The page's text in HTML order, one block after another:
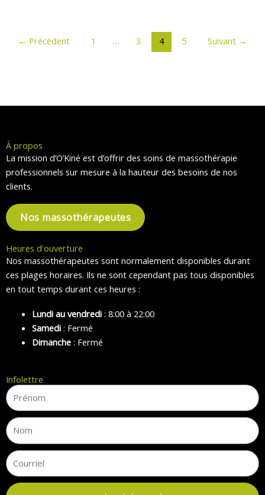
← Précédent 1 … 3 4 5 Suivant →
À propos
La mission d’O’Kiné est d’offrir des soins de massothérapie
professionnels sur mesure à la hauteur des besoins de nos
clients.
Nos massothérapeutes
Heures d'ouverture
Nos massothérapeutes sont normalement disponibles durant
ces plages horaires. Ils ne sont cependant pas tous disponibles
en tout temps durant ces heures :
Lundi au vendredi: 8:00 à 22:00
Samedi: Fermé
Dimanche: Fermé
Infolettre